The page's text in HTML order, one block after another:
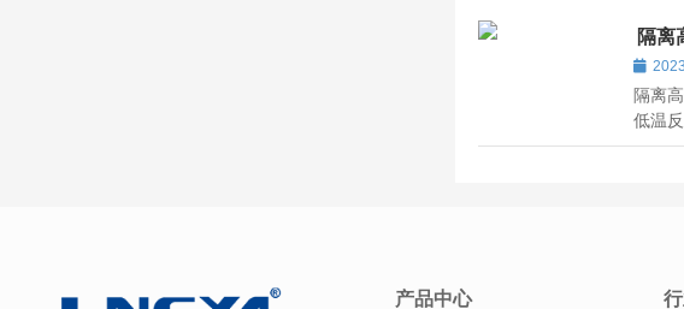
隔离
隔离
低温
损害
产品中心